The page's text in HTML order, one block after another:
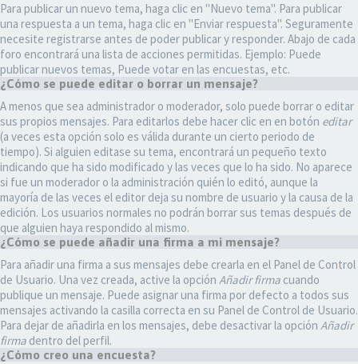
Para publicar un nuevo tema, haga clic en "Nuevo tema". Para publicar
una respuesta a un tema, haga clic en "Enviar respuesta". Seguramente
necesite registrarse antes de poder publicar y responder. Abajo de cada
foro encontrará una lista de acciones permitidas. Ejemplo: Puede
publicar nuevos temas, Puede votar en las encuestas, etc.
¿Cómo se puede editar o borrar un mensaje?
A menos que sea administrador o moderador, solo puede borrar o editar
sus propios mensajes. Para editarlos debe hacer clic en en botón editar
(a veces esta opción solo es válida durante un cierto periodo de
tiempo). Si alguien editase su tema, encontrará un pequeño texto
indicando que ha sido modificado y las veces que lo ha sido. No aparece
si fue un moderador o la administración quién lo editó, aunque la
mayoría de las veces el editor deja su nombre de usuario y la causa de la
edición. Los usuarios normales no podrán borrar sus temas después de
que alguien haya respondido al mismo.
¿Cómo se puede añadir una firma a mi mensaje?
Para añadir una firma a sus mensajes debe crearla en el Panel de Control
de Usuario. Una vez creada, active la opción Añadir firma cuando
publique un mensaje. Puede asignar una firma por defecto a todos sus
mensajes activando la casilla correcta en su Panel de Control de Usuario.
Para dejar de añadirla en los mensajes, debe desactivar la opción Añadir
firma dentro del perfil.
¿Cómo creo una encuesta?